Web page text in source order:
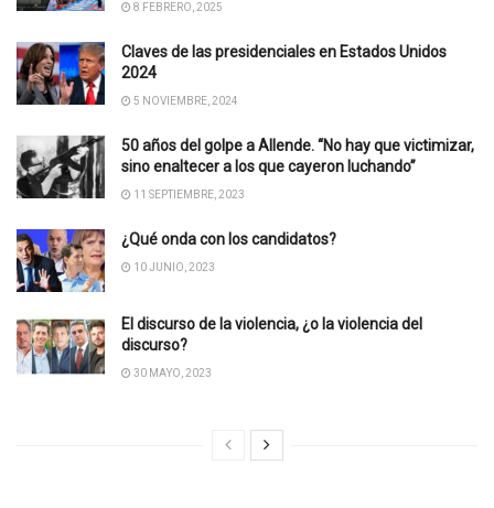
8 FEBRERO, 2025
Claves de las presidenciales en Estados Unidos
2024
5 NOVIEMBRE, 2024
50 años del golpe a Allende. “No hay que victimizar,
sino enaltecer a los que cayeron luchando”
11 SEPTIEMBRE, 2023
¿Qué onda con los candidatos?
10 JUNIO, 2023
El discurso de la violencia, ¿o la violencia del
discurso?
30 MAYO, 2023